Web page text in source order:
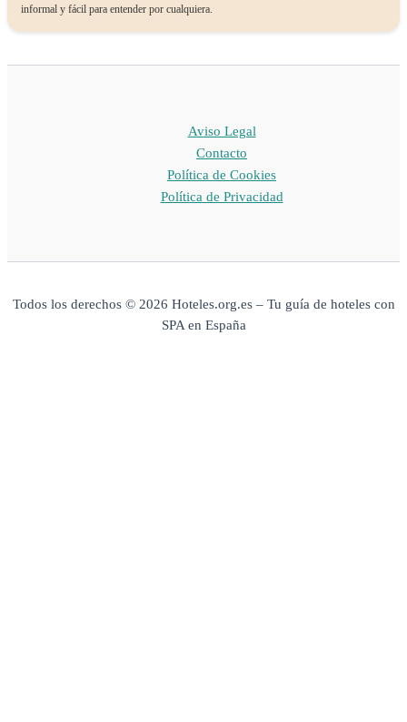
informal y fácil para entender por cualquiera.
Aviso Legal
Contacto
Política de Cookies
Política de Privacidad
Todos los derechos © 2026 Hoteles.org.es – Tu guía de hoteles con
SPA en España